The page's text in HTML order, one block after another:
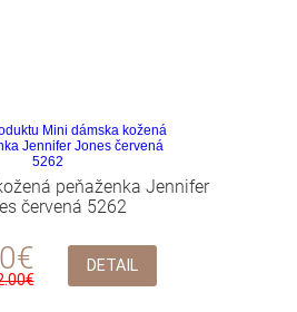
peňaženka Jennifer
červená 5262
DETAIL